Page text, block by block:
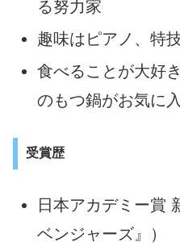
る努力家
趣味はピアノ、特
食べることが大好
のもつ鍋がお気に
受賞歴
日本アカデミー賞
ベンジャーズ』）